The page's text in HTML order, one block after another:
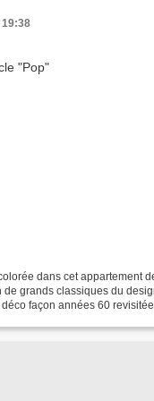
19:38
dans cet appartement
de grands classiques du
façon années 60